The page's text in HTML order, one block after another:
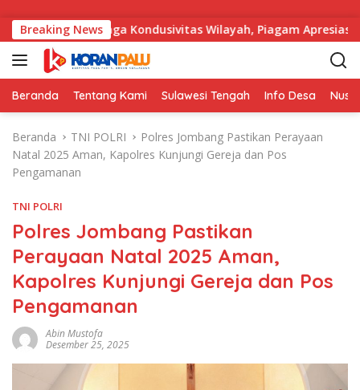
Breaking News
Menjaga Kondusivitas Wilayah, Piagam Apresiasi
Beranda Tentang Kami Sulawesi Tengah Info Desa
Beranda TNI POLRI
Polres Jombang Pastikan Perayaan
Natal 2025 Aman, Kapolres Kunjungi Gereja dan Pos
Pengamanan
TNI POLRI
Polres Jombang Pastikan
Perayaan Natal 2025 Aman,
Kapolres Kunjungi Gereja dan Pos
Pengamanan
Abin Mustofa
Desember 25, 2025